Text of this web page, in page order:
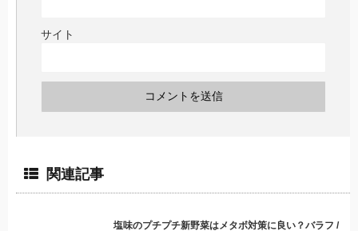
サイト
関連記事
塩味のプチプチ新野菜はメタボ対策に良い？バラフ /